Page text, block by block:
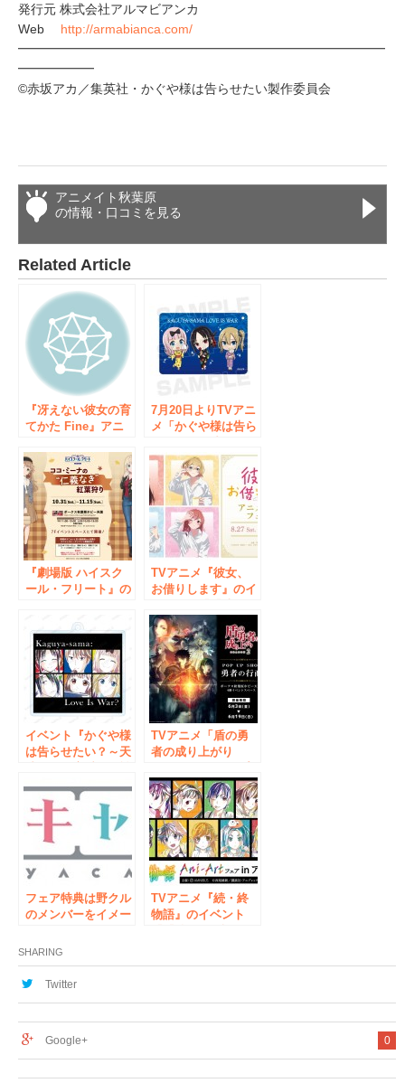
発行元 株式会社アルマビアンカ
Web http://armabianca.com/
━━━━━━━━━━━━━━━━━━━━━━━━━━━━━
━━━━━━
©赤坂アカ／集英社・かぐや様は告らせたい製作委員会
アニメイト秋葉原
の情報・口コミを見る
Related Article
『冴えない彼女の育
てかた Fine』アニ
2021の開催が決定！
7月20日よりTVアニ
メ「かぐや様は告ら
恋愛頭脳戦～」のイ
ベント『ボークスで
も告らせたい』が開
催！
『劇場版 ハイスク
ール・フリート』の
ーナの“仁義なき”紅
葉狩り」の開催が決
定！
TVアニメ『彼女、
お借りします』のイ
お借りします』アニ
メイトフェア」の開
催が決定！
イベント『かぐや様
は告らせたい？～天
～』Ani-Art 先行販
売キャンペーン in
アニメイトの開催が
TVアニメ「盾の勇
者の成り上がり
アップショップ「勇
者の行商」が開催決
定！！
フェア特典は野クル
のメンバーをイメー
プレゼント！アニメ
イトで3月21日から
【TVアニメ「へや
が開催決定！
TVアニメ『続・終
物語』のイベント
ニメイト」の開催が
SHARING
Twitter
0
Google+